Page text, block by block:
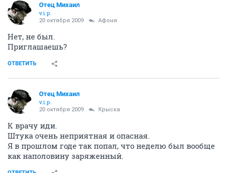
Отец Михаил
v.i.p.
20 октября 2009 Aфоня
Нет, не был.
Приглашаешь?
ОТВЕТИТЬ
Отец Михаил
v.i.p.
20 октября 2009 Крыска
К врачу иди.
Штука очень неприятная и опасная.
Я в прошлом годе так попал, что неделю был вообще
как наполовину заряженный.